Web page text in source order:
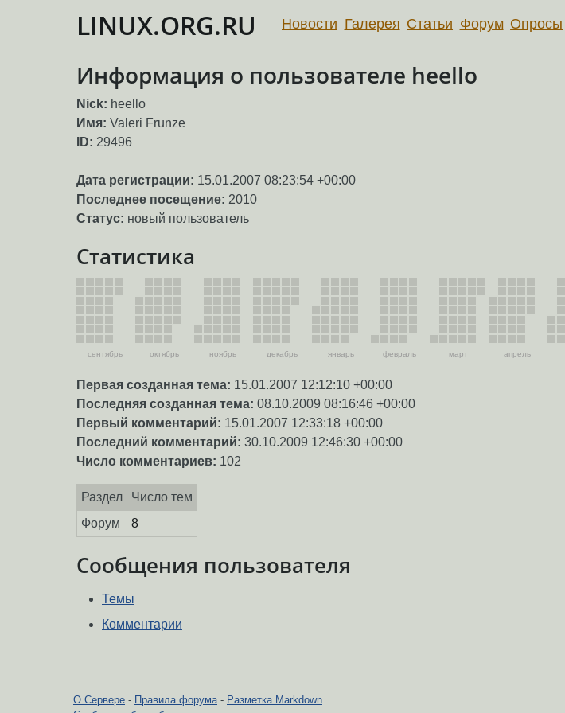
LINUX.ORG.RU Новости Галерея Статьи Форум Опросы
Информация о пользователе heello
Nick: heello
Имя: Valeri Frunze
ID: 29496
Дата регистрации: 15.01.2007 08:23:54 +00:00
Последнее посещение: 2010
Статус: новый пользователь
Статистика
сентябрь октябрь ноябрь декабрь январь февраль март апрель
Первая созданная тема: 15.01.2007 12:12:10 +00:00
Последняя созданная тема: 08.10.2009 08:16:46 +00:00
Первый комментарий: 15.01.2007 12:33:18 +00:00
Последний комментарий: 30.10.2009 12:46:30 +00:00
Число комментариев: 102
Раздел
Число тем
Форум
8
Сообщения пользователя
Темы
Комментарии
О Сервере - Правила форума- Разметка Markdown